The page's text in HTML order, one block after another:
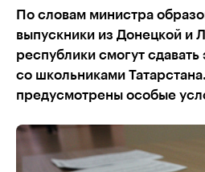
По словам министра
выпускники из Донецкой и
республики смогут
со школьниками
предусмотрены особые